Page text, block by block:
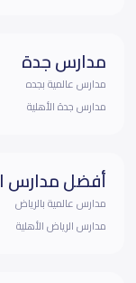
مدارس جدة
مدارس عالمية بجده
مدارس جدة الأهلية
أفضل مدارس
مدارس عالمية بالرياض
مدارس الرياض الأهلية